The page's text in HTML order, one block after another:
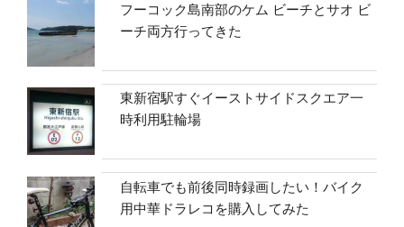
フーコック島南部のケム ビーチとサオ ビ
ーチ両方行ってきた
東新宿駅すぐイーストサイドスクエア一
時利用駐輪場
自転車でも前後同時録画したい！バイク
用中華ドラレコを購入してみた